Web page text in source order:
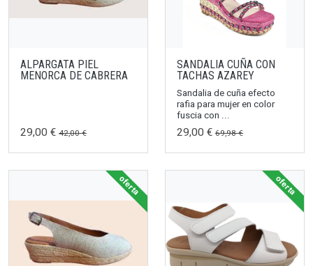
ALPARGATA PIEL
MENORCA DE CABRERA
29,00 € 42,00 €
SANDALIA CUÑA CON
TACHAS AZAREY
Sandalia de cuña efecto
rafia para mujer en color
fuscia con ...
29,00 € 69,98 €
oferta oferta